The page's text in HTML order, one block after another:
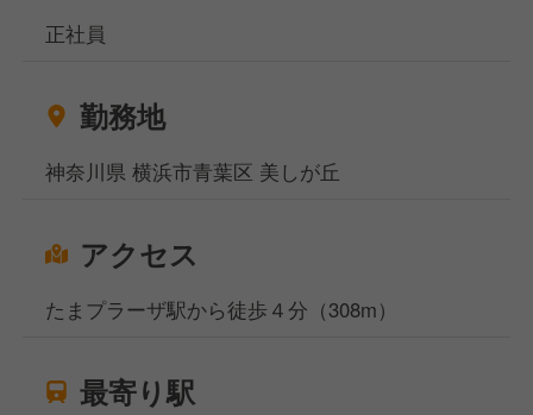
正社員
勤務地
神奈川県 横浜市青葉区 美しが丘
アクセス
たまプラーザ駅から徒歩４分（308m）
最寄り駅